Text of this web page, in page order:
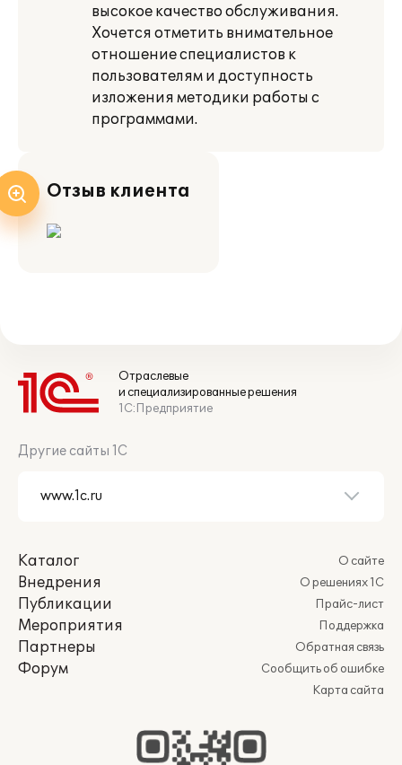
высокое качество обслуживания.
Хочется отметить внимательное
отношение специалистов к
пользователям и доступность
изложения методики работы с
программами.
Отзыв клиента
Отраслевые
и специализированные решения
1С:Предприятие
Другие сайты 1С
Каталог
Внедрения
Публикации
Мероприятия
Партнеры
Форум
О сайте
О решениях 1С
Прайс-лист
Поддержка
Обратная связь
Сообщить об ошибке
Карта сайта